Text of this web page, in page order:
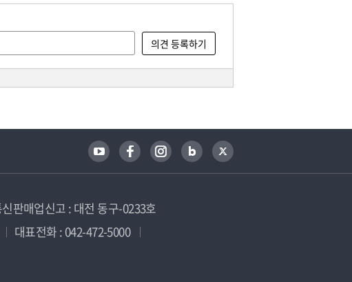
판매업신고 : 대전 동구-0233호
대표전화 : 042-472-5000